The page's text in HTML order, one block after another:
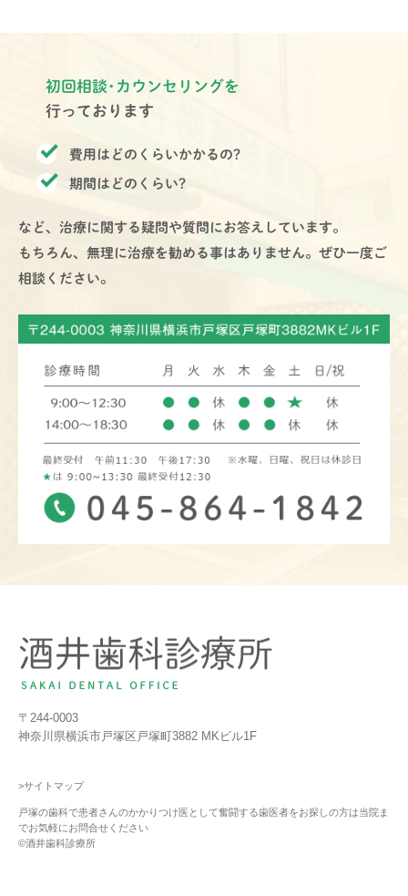
初回相談･カウンセリングを
行っております
費用はどのくらいかかるの?
期間はどのくらい?
など、治療に関する疑問や質問にお答えしています。
もちろん、無理に治療を勧める事はありません。ぜひ一度ご
相談ください。
〒244-0003
神奈川県横浜市戸塚区戸塚町3882 MKビル1F
>サイトマップ
戸塚の歯科で患者さんのかかりつけ医として奮闘する歯医者をお探しの方は当院ま
でお気軽にお問合せください
©酒井歯科診療所